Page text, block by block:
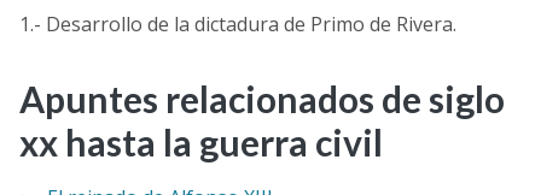
1.- Desarrollo de la dictadura de Primo de Rivera.
Apuntes relacionados de siglo
xx hasta la guerra civil